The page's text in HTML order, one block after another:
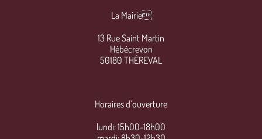
La Mairie
13 Rue Saint Martin
Hébécrevon
50180 THÈREVAL
Horaires d’ouverture
lundi: 15h00-18h00